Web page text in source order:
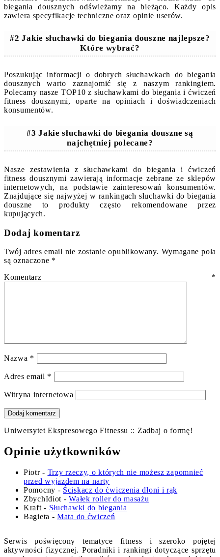
biegania dousznych odświeżamy na bieżąco. Każdy opis
zawiera specyfikacje techniczne oraz opinie userów.
#2 Jakie słuchawki do biegania douszne najlepsze?
Które wybrać?
Poszukując informacji o dobrych słuchawkach do biegania
dousznych warto zaznajomić się z naszym rankingiem.
Polecamy nasze TOP10 z słuchawkami do biegania i ćwiczeń
fitness dousznymi, oparte na opiniach i doświadczeniach
konsumentów.
#3 Jakie słuchawki do biegania douszne są
najchętniej polecane?
Nasze zestawienia z słuchawkami do biegania i ćwiczeń
fitness dousznymi zawierają informacje zebrane ze sklepów
internetowych, na podstawie zainteresowań konsumentów.
Znajdujące się najwyżej w rankingach słuchawki do biegania
douszne to produkty często rekomendowane przez
kupujących.
Dodaj komentarz
Twój adres email nie zostanie opublikowany. Wymagane pola
są oznaczone *
Komentarz *
Nazwa *
Adres email *
Witryna internetowa
Uniwersytet Ekspresowego Fitnessu :: Zadbaj o formę!
Opinie użytkowników
Piotr- Trzy rzeczy, o których nie możesz zapomnieć
przed wyjazdem na narty
Pomocny - Ściskacz do ćwiczenia dłoni i rąk
ZbychIdiot -Wałek roller do masażu
Kraft - Słuchawki do biegania
Bagieta -Mata do ćwiczeń
Serwis poświęcony tematyce fitness i szeroko pojętej
aktywności fizycznej. Poradniki i rankingi dotyczące sprzętu